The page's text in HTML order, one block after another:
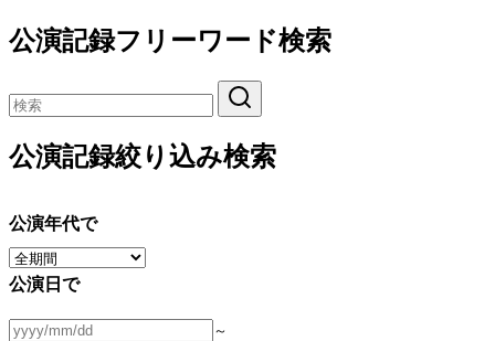
公演記録フリーワード検索
公演記録絞り込み検索
公演年代で
公演日で
～